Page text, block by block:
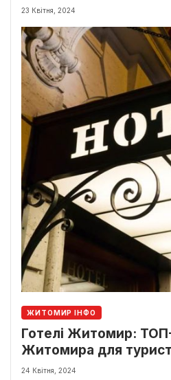
23 Квітня, 2024
ЖИТОМИР ІНФО
Готелі Житомир: ТОП-
Житомира для
24 Квітня, 2024